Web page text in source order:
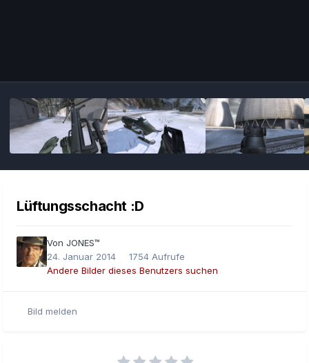
Lüftungsschacht :D
Von JONES™
24. Januar 2014
1754 Aufrufe
Andere Bilder dieses Benutzers suchen
Bild melden